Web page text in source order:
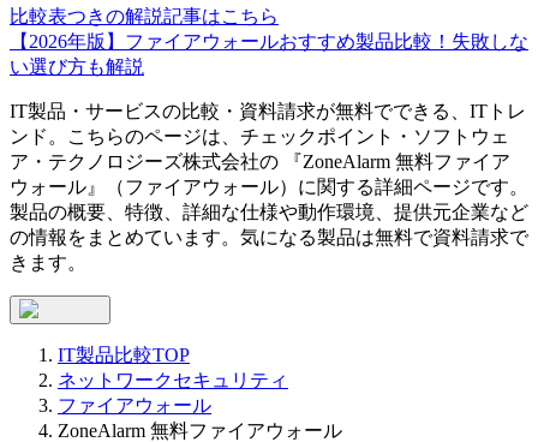
比較表つきの解説記事はこちら
【2026年版】ファイアウォールおすすめ製品比較！失敗しな
い選び方も解説
IT製品・サービスの比較・資料請求が無料でできる、ITトレ
ンド。こちらのページは、 チェックポイント・ソフトウェ
ア・テクノロジーズ株式会社の 『ZoneAlarm 無料ファイア
ウォール 』（ファイアウォール）に関する詳細ページです。
製品の概要、特徴、詳細な仕様や動作環境、提供元企業など
の情報をまとめています。気になる製品は無料で資料請求で
きます。
IT製品比較TOP
ネットワークセキュリティ
ファイアウォール
ZoneAlarm 無料ファイアウォール